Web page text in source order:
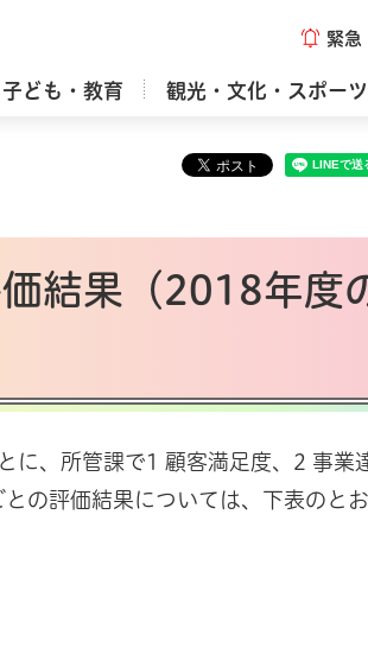
緊急
子ども・教育 観光・文化・スポーツ
結果（2018年度
に、所管課で1 顧客満足度、2 事業
の評価結果については、下表のとお